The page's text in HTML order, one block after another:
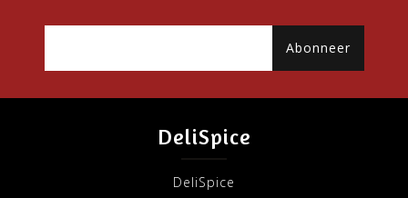
Abonneer
DeliSpice
DeliSpice